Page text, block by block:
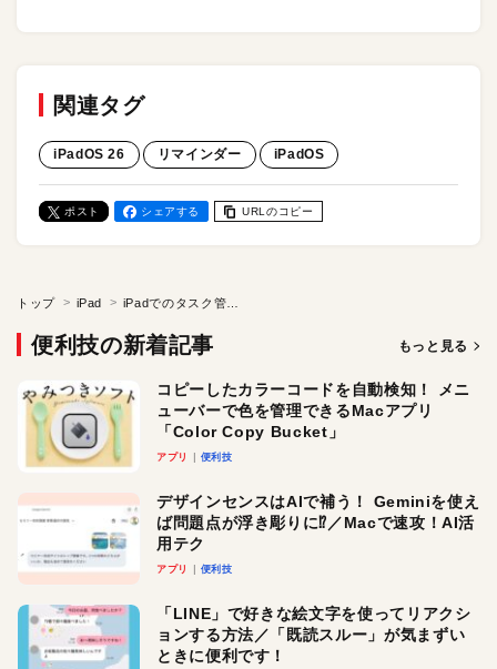
関連タグ
iPadOS 26 リマインダー iPadOS
ポスト シェアする URLのコピー
トップ iPad
便利技の新着記事 もっと見る
コピーしたカラーコードを自動検知！ メニ
ューバーで色を管理できるMacアプリ
「Color Copy Bucket」
アプリ 便利技
デザインセンスはAIで補う！ Geminiを使え
ば問題点が浮き彫りに⁉︎／Macで速攻！AI活
用テク
アプリ 便利技
「LINE」で好きな絵文字を使ってリアクシ
ョンする方法／「既読スルー」が気まずい
ときに便利です！